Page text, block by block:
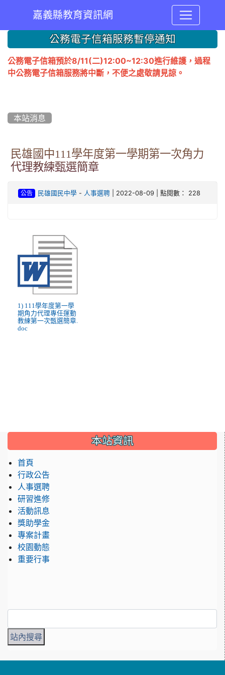
嘉義縣教育資訊網
::: 公務電子信箱服務暫停通知
公務電子信箱預於8/11(二)12:00~12:30進行維護，過程
中公務電子信箱服務將中斷，不便之處敬請見諒。
本站消息
民雄國中111學年度第一學期第一次角力
代理教練甄選簡章
公告 民雄國民中學- 人事選聘| 2022-08-09 | 點閱數： 228
1) 111學年度第一學
期角力代理專任運動
教練第一次甄選簡章.
doc
::: 本站資訊
首頁
行政公告
人事選聘
研習進修
活動訊息
獎助學金
專案計畫
校園動態
重要行事